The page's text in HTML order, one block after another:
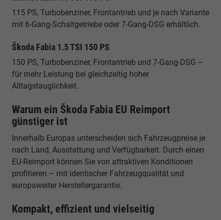
115 PS, Turbobenziner, Frontantrieb und je nach Variante
mit 6-Gang-Schaltgetriebe oder 7-Gang-DSG erhältlich.
Škoda Fabia 1.5 TSI 150 PS
150 PS, Turbobenziner, Frontantrieb und 7-Gang-DSG –
für mehr Leistung bei gleichzeitig hoher
Alltagstauglichkeit.
Warum ein Škoda Fabia EU Reimport
günstiger ist
Innerhalb Europas unterscheiden sich Fahrzeugpreise je
nach Land, Ausstattung und Verfügbarkeit. Durch einen
EU-Reimport können Sie von attraktiven Konditionen
profitieren – mit identischer Fahrzeugqualität und
europaweiter Herstellergarantie.
Kompakt, effizient und vielseitig